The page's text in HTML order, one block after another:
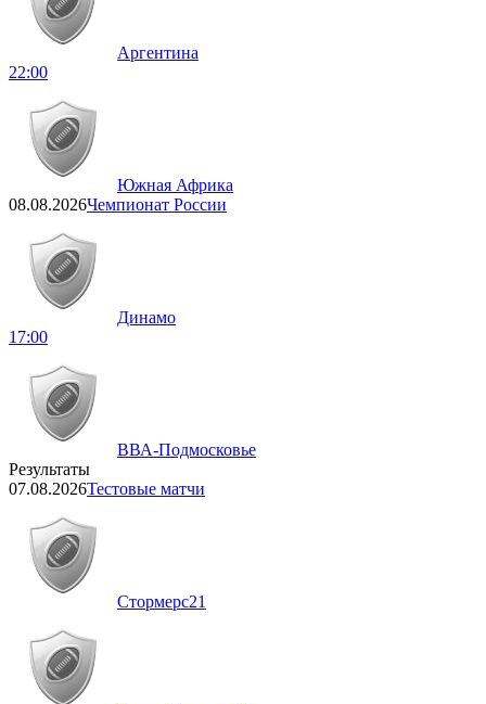
Аргентина
22:00
Южная Африка
08.08.2026Чемпионат России
Динамо
17:00
ВВА-Подмосковье
Результаты
07.08.2026Тестовые матчи
Стормерс21